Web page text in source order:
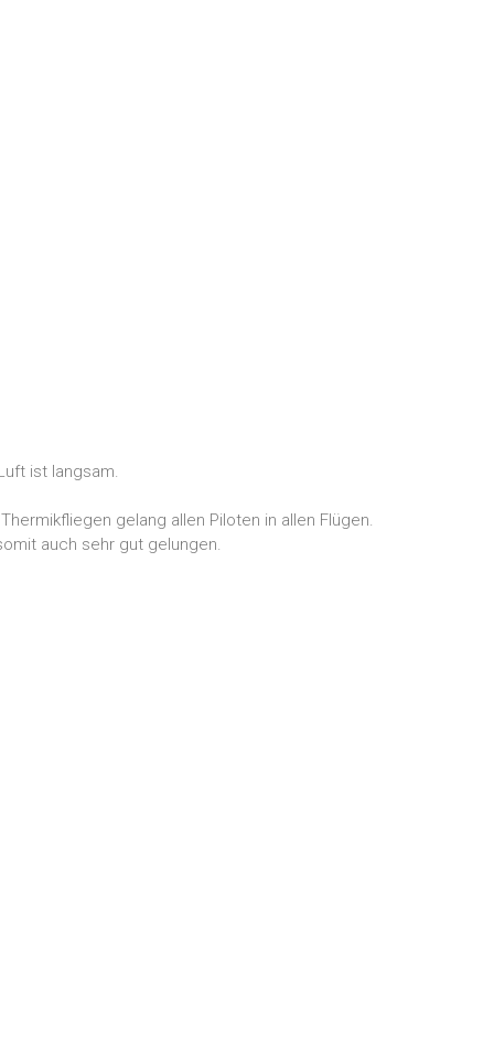
ist langsam.
gelang allen Piloten in allen Flügen.
auch sehr gut gelungen.